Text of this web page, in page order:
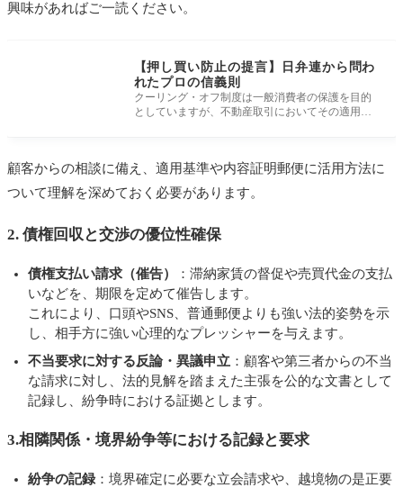
興味があればご一読ください。
【押し買い防止の提言】日弁連から問わ
れたプロの信義則
クーリング・オフ制度は一般消費者の保護を目的
としていますが、不動産取引においてその適用は
顧客からの相談に備え、適用基準や内容証明郵便に活用方法に
ついて理解を深めておく必要があります。
2. 債権回収と交渉の優位性確保
債権支払い請求（催告）
：滞納家賃の督促や売買代金の支払
いなどを、期限を定めて催告します。
これにより、口頭やSNS、普通郵便よりも強い法的姿勢を示
し、相手方に強い心理的なプレッシャーを与えます。
不当要求に対する反論・異議申立：顧客や第三者からの不当
な請求に対し、法的見解を踏まえた主張を公的な文書として
記録し、紛争時における証拠とします。
3.相隣関係・境界紛争等における記録と要求
紛争の記録：境界確定に必要な立会請求や、越境物の是正要